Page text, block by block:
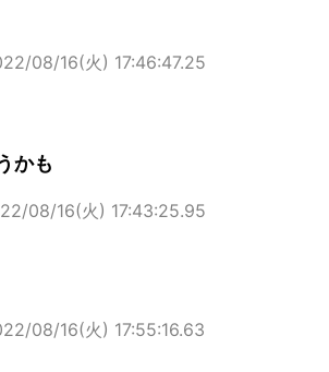
08/16(火) 17:46:47.25
かも
08/16(火) 17:43:25.95
08/16(火) 17:55:16.63